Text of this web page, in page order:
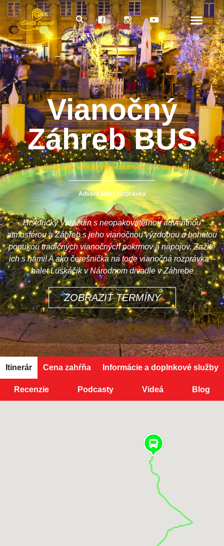
Vianočný
Záhreb BUS
tento zájazd je výhradným produktorm CK Evita travel
Advent ako z rozprávky
Historický Varaždin s neopakovateľnou adventnou
atmosférou a Záhreb s jeho vianočnou výzdobou a bohatou
ponukou tradičných vianočných pokrmov a nápojov. Zažite
ich s nami! A ako čerešnička na torte vianočná rozprávka –
balet Luskáčik v Národnom divadle v Záhrebe
ZOBRAZIŤ TERMÍNY
Itinerár Cena zahŕňa Informácie a doplnkové služby
Recenzie Podcasty Videá Blog